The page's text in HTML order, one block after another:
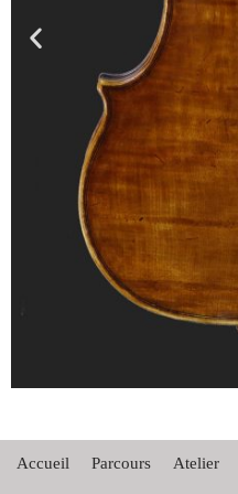
Accueil Parcours Atelier